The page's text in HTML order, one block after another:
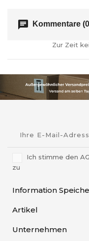
chat Kommentare
Zur Zeit
Ich stimme den
zu
Information
Artikel
Unternehmen